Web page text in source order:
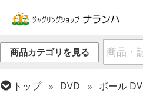
商品カテゴリを見る
トップ DVD
ボール